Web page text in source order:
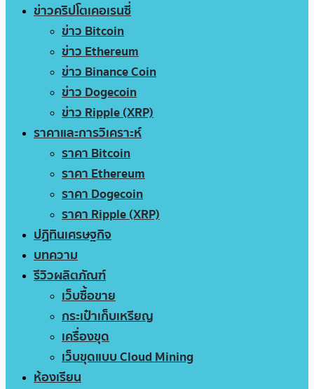
ข่าวคริปโตเคอเรนซี่
ข่าว Bitcoin
ข่าว Ethereum
ข่าว Binance Coin
ข่าว Dogecoin
ข่าว Ripple (XRP)
ราคาและการวิเคราะห์
ราคา Bitcoin
ราคา Ethereum
ราคา Dogecoin
ราคา Ripple (XRP)
ปฏิทินเศรษฐกิจ
บทความ
รีวิวผลิตภัณฑ์
เว็บซื้อขาย
กระเป๋าเก็บเหรียญ
เครื่องขุด
เว็บขุดแบบ Cloud Mining
ห้องเรียน